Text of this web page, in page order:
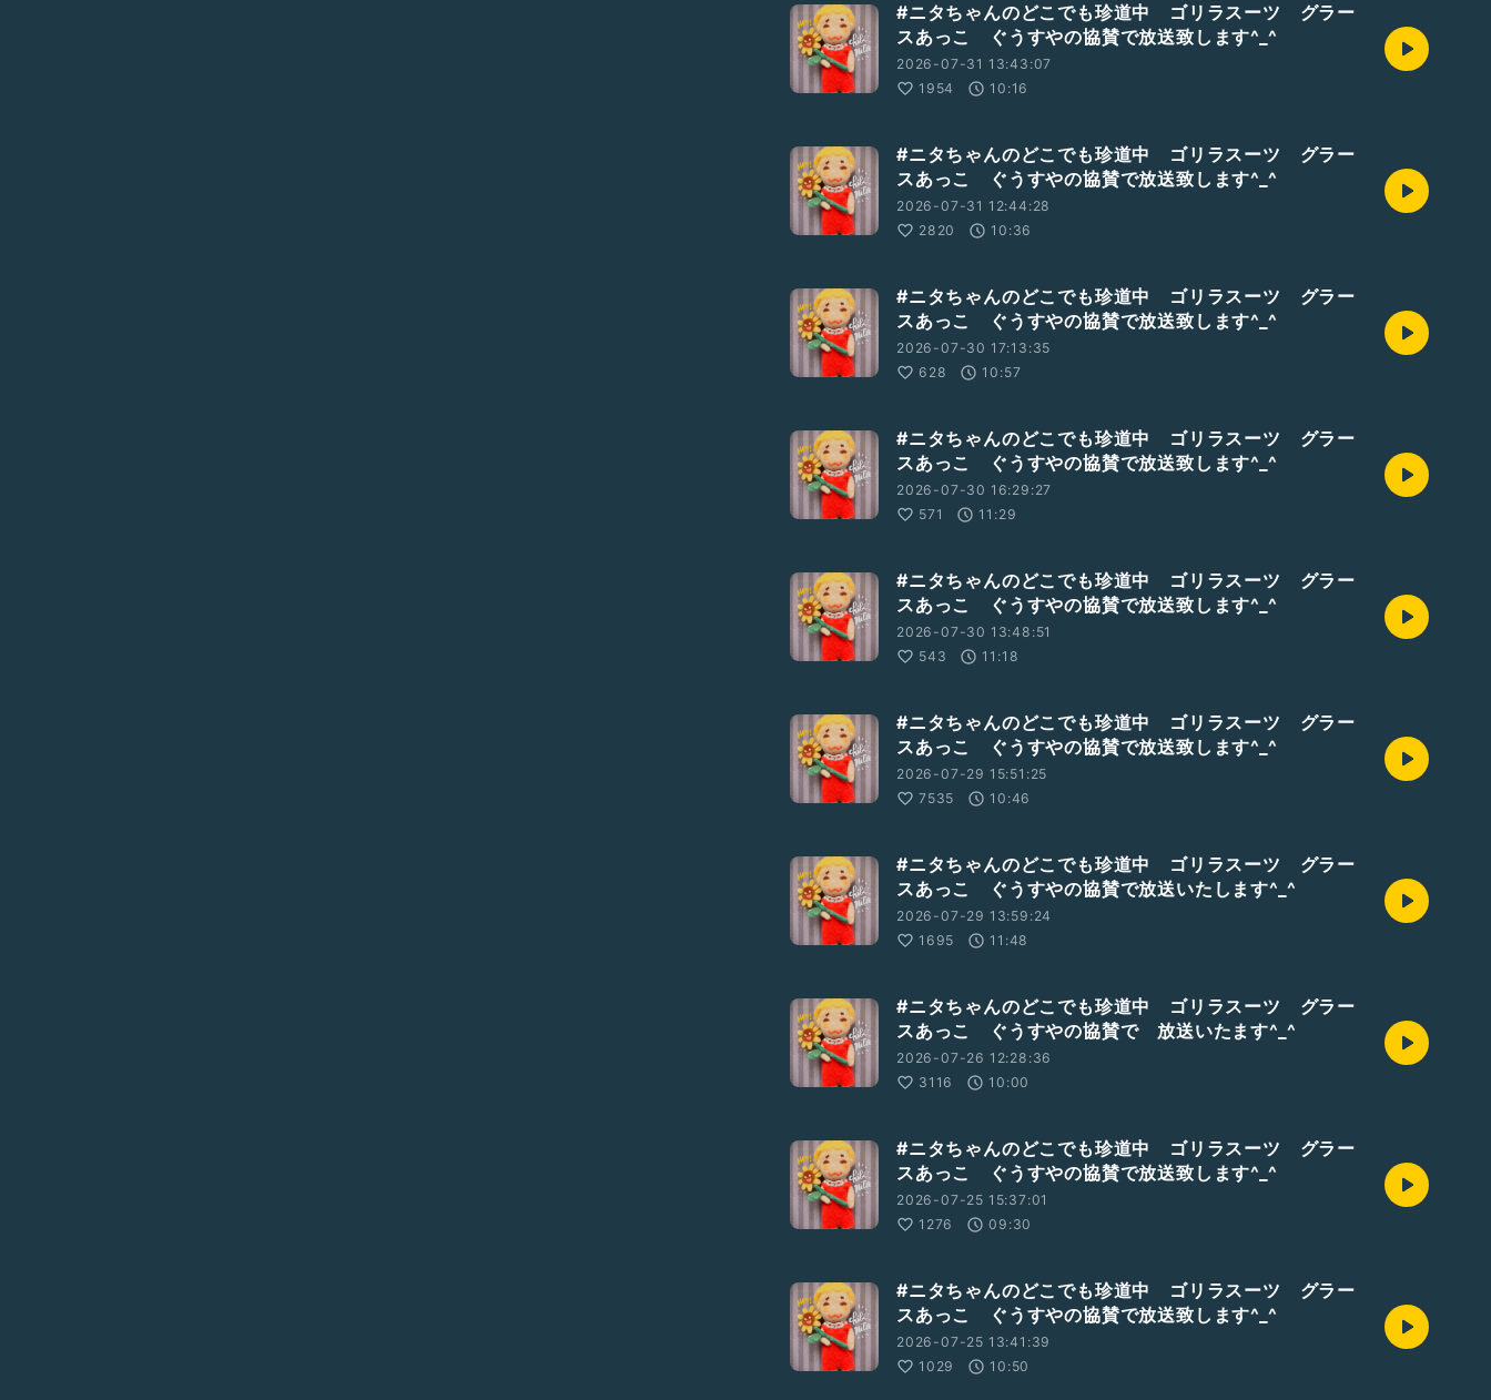
#ニタちゃんのどこでも珍道中 ゴリラスーツ グラー
スあっこ ぐうすやの協賛で放送致します^_^
2026-07-31 13:43:07
1954
10:16
#ニタちゃんのどこでも珍道中 ゴリラスーツ グラー
スあっこ ぐうすやの協賛で放送致します^_^
2026-07-31 12:44:28
2820
10:36
#ニタちゃんのどこでも珍道中 ゴリラスーツ グラー
スあっこ ぐうすやの協賛で放送致します^_^
2026-07-30 17:13:35
628
10:57
#ニタちゃんのどこでも珍道中 ゴリラスーツ グラー
スあっこ ぐうすやの協賛で放送致します^_^
2026-07-30 16:29:27
571
11:29
#ニタちゃんのどこでも珍道中 ゴリラスーツ グラー
スあっこ ぐうすやの協賛で放送致します^_^
2026-07-30 13:48:51
543
11:18
#ニタちゃんのどこでも珍道中 ゴリラスーツ グラー
スあっこ ぐうすやの協賛で放送致します^_^
2026-07-29 15:51:25
7535
10:46
#ニタちゃんのどこでも珍道中 ゴリラスーツ グラー
スあっこ ぐうすやの協賛で放送いたします^_^
2026-07-29 13:59:24
1695
11:48
#ニタちゃんのどこでも珍道中 ゴリラスーツ グラー
スあっこ ぐうすやの協賛で 放送いたます^_^
2026-07-26 12:28:36
3116
10:00
#ニタちゃんのどこでも珍道中 ゴリラスーツ グラー
スあっこ ぐうすやの協賛で放送致します^_^
2026-07-25 15:37:01
1276
09:30
#ニタちゃんのどこでも珍道中 ゴリラスーツ グラー
スあっこ ぐうすやの協賛で放送致します^_^
2026-07-25 13:41:39
1029
10:50